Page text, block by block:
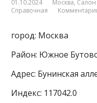
01.10.2024 Москва, Салон
Справочная
город: Москва
Район: Южное
Адрес: Бунинская
Индекс: 117042.0